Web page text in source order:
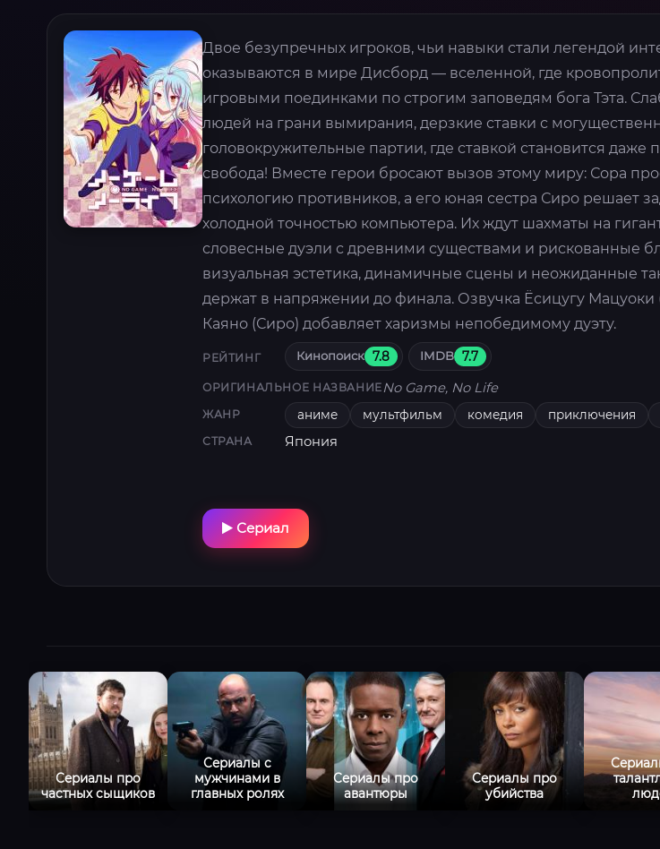
Двое безупречных игроков, чьи навыки стали легендой
оказываются в мире Дисборд — вселенной, где
игровыми поединками по строгим заповедям бога Тэта.
людей на грани вымирания, дерзкие ставки с
головокружительные партии, где ставкой становится даже
свобода! Вместе герои бросают вызов этому миру: Сора
психологию противников, а его юная сестра Сиро решает
холодной точностью компьютера. Их ждут шахматы на
словесные дуэли с древними существами и рискованные
визуальная эстетика, динамичные сцены и неожиданные
держат в напряжении до финала. Озвучка Ёсицугу Мацуоки
Каяно (Сиро) добавляет харизмы непобедимому дуэту.
РЕЙТИНГ Кинопоиск 7.8 IMDB 7.7
ОРИГИНАЛЬНОЕ НАЗВАНИЕNo Game, No Life
ЖАНР аниме мультфильм комедия приключения
СТРАНА Япония
Сериал
Сериалы про
частных сыщиков
Сериалы с
мужчинами в
главных ролях
Сериалы про
авантюры
Сериалы про
убийства